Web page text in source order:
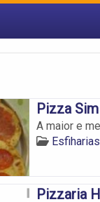
Pizza Sim
A maior e
Pizzaria